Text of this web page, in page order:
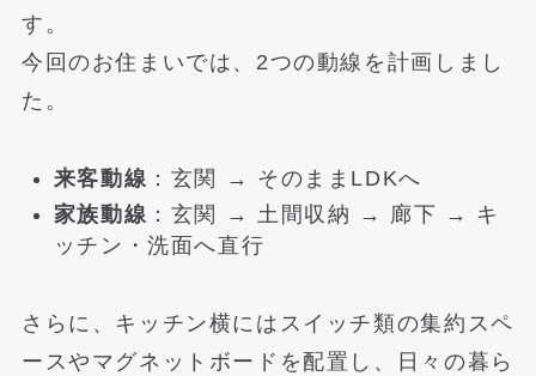
す。
今回のお住まいでは、2つの動線を計画しまし
た。
来客動線 ：玄関 → そのままLDKへ
家族動線 ：玄関 → 土間収納 → 廊下 → キ
ッチン・洗面へ直行
さらに、キッチン横にはスイッチ類の集約スペ
ースやマグネットボードを配置し、日々の暮ら